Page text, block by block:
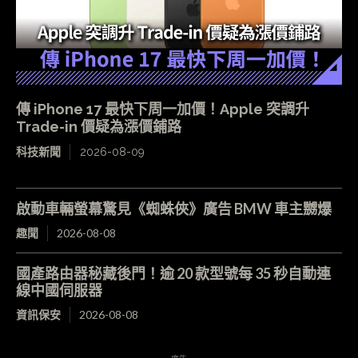
傳 iPhone 17 最快下周一加價！Apple 突調升
Trade-in 價疑為漲價鋪路
科技新聞 2026-08-09
啟動車輛螢幕驚見《蜘蛛俠》廣告 BMW 車主嬲爆
趣聞 2026-08-08
國產路由器秘藏後門！逾 20 款型號每 35 秒自動連
線中國伺服器
資訊保安 2026-08-08